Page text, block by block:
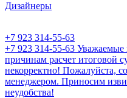
Дизайнеры
+7 923 314-55-63
+7 923 314-55-63 Уважаемые
причинам расчет итоговой
некорректно! Пожалуйста,
менеджером. Приносим
неудобства!